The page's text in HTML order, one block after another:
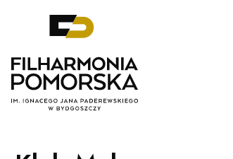
Filharmonia Pomorska im.